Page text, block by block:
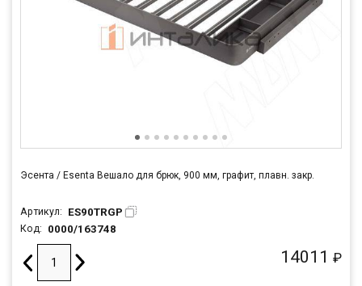
Эсента / Esenta Вешало для брюк, 900 мм, графит, плавн. закр.
Артикул: ES90TRGP
Код: 0000/163748
14011 ₽